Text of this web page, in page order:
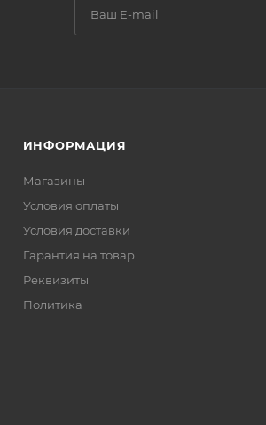
ИНФОРМАЦИЯ
Магазины
Условия оплаты
Условия доставки
Гарантия на товар
Реквизиты
Политика